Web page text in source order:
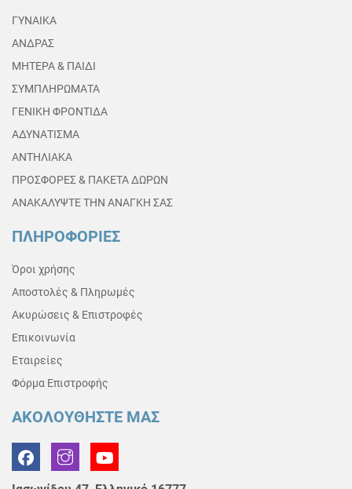
ΓΥΝΑΙΚΑ
ΑΝΔΡΑΣ
ΜΗΤΕΡΑ & ΠΑΙΔΙ
ΣΥΜΠΛΗΡΩΜΑΤΑ
ΓΕΝΙΚΗ ΦΡΟΝΤΙΔΑ
ΑΔΥΝΑΤΙΣΜΑ
ΑΝΤΗΛΙΑΚΑ
ΠΡΟΣΦΟΡΕΣ & ΠΑΚΕΤΑ ΔΩΡΩΝ
ΑΝΑΚΑΛΥΨΤΕ ΤΗΝ ΑΝΑΓΚΗ ΣΑΣ
ΠΛΗΡΟΦΟΡΙΕΣ
Όροι χρήσης
Αποστολές & Πληρωμές
Ακυρώσεις & Επιστροφές
Επικοινωνία
Εταιρείες
Φόρμα Επιστροφής
ΑΚΟΛΟΥΘΗΣΤΕ ΜΑΣ